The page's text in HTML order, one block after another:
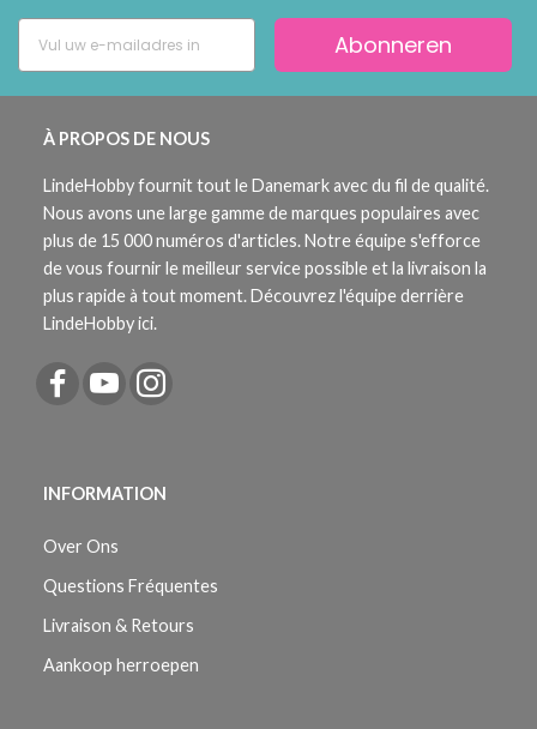
Abonneren
À PROPOS DE NOUS
LindeHobby fournit tout le Danemark avec du fil de qualité.
Nous avons une large gamme de marques populaires avec
plus de 15 000 numéros d'articles. Notre équipe s'efforce
de vous fournir le meilleur service possible et la livraison la
plus rapide à tout moment. Découvrez l'équipe derrière
LindeHobby ici.
INFORMATION
Over Ons
Questions Fréquentes
Livraison & Retours
Aankoop herroepen